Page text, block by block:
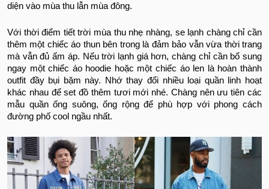
diện vào mùa thu lẫn mùa đông.
Với thời điểm tiết trời mùa thu nhẹ nhàng, se lạnh chàng chỉ cần
thêm một chiếc áo thun bên trong là đảm bảo vẫn vừa thời trang
mà vẫn đủ ấm áp. Nếu trời lạnh giá hơn, chàng chỉ cần bổ sung
ngay một chiếc áo hoodie hoặc một chiếc áo len là hoàn thành
outfit đầy bụi bặm này. Nhớ thay đổi nhiều loại quần linh hoạt
khác nhau để set đồ thêm tươi mới nhé. Chàng nên ưu tiên các
mẫu quần ống suông, ống rộng để phù hợp với phong cách
đường phố cool ngầu nhất.